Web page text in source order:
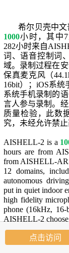
希尔贝壳中
1000小时，其中
282小时来自
词、语音控制词
域。录制过程在
保真麦克风（
16bit）；iOS系统
系统手机录制的
言人参与录制。
质量检验，此数
究，未经允许禁止
AISHELL-2 is a
hours are from
from AISHELL-
12 domains,
autonomous
put in quiet indoor
high fidelity
phone (16kHz, 16-
AISHELL-2 choose
from different
recording. The
through
点击访问